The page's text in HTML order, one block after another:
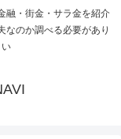
融・街金・サラ金を紹介
なのか調べる必要があり
い